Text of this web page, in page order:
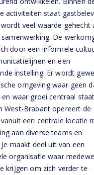
activiteiten staat
veel waarde gehecht
De
door een informele
en een
instelling. Er wordt
omgeving waar geen
waar groei centraal
West-Brabant opereert de
een centrale locatie
aan diverse teams en
maakt deel uit van een
organisatie waar
krijgen om zich verder te